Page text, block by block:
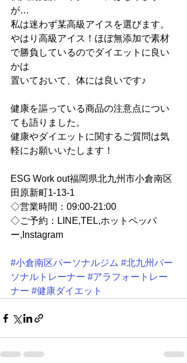
が…
私は迷わず某高級アイスを選びます。
やはり高級アイス！ほぼ無添加で素材
で勝負しているのでダイエットに良い
かは
置いておいて、体には良いです♪
健康を謳っている商品の注意点につい
ても語りました。
健康やダイエットに関するご質問は気
軽にお願いいたします！
ESG Work out福岡県北九州市小倉南区
田原新町1-13-1
◇営業時間：09:00-21:00
◇ご予約：LINE,TEL,ホットペッパ
ー,Instagram
#小倉南区パーソナルジム #北九州パー
ソナルトレーナー #アラフォートレー
ナー #健康ダイエット